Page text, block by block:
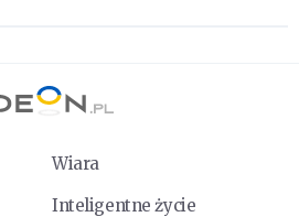
Wiara
Inteligentne życie